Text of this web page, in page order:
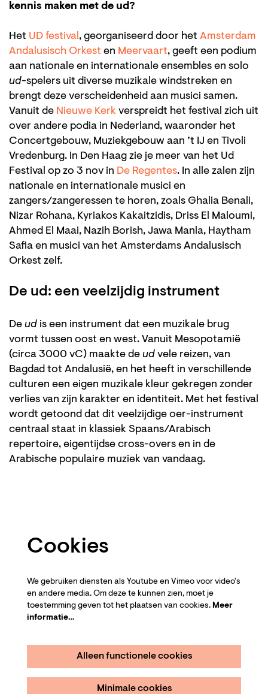
kennis maken met de ud?
Het UD festival, georganiseerd door het Amsterdam
Andalusisch Orkest en Meervaart, geeft een podium
aan nationale en internationale ensembles en solo
ud-spelers uit diverse muzikale windstreken en
brengt deze verscheidenheid aan musici samen.
Vanuit de Nieuwe Kerk verspreidt het festival zich uit
over andere podia in Nederland, waaronder het
Concertgebouw, Muziekgebouw aan ’t IJ en Tivoli
Vredenburg. In Den Haag zie je meer van het Ud
Festival op zo 3 nov in De Regentes. In alle zalen zijn
nationale en internationale musici en
zangers/zangeressen te horen, zoals Ghalia Benali,
Nizar Rohana, Kyriakos Kakaitzidis, Driss El Maloumi,
Ahmed El Maai, Nazih Borish, Jawa Manla, Haytham
Safia en musici van het Amsterdams Andalusisch
Orkest zelf.
De ud: een veelzijdig instrument
De ud is een instrument dat een muzikale brug
vormt tussen oost en west. Vanuit Mesopotamië
(circa 3000 vC) maakte de ud vele reizen, van
Bagdad tot Andalusië, en het heeft in verschillende
culturen een eigen muzikale kleur gekregen zonder
verlies van zijn karakter en identiteit. Met het festival
wordt getoond dat dit veelzijdige oer-instrument
centraal staat in klassiek Spaans/Arabisch
repertoire, eigentijdse cross-overs en in de
Arabische populaire muziek van vandaag.
Cookies
We gebruiken diensten als Youtube en Vimeo voor video's
en andere media. Om deze te kunnen zien, moet je
toestemming geven tot het plaatsen van cookies. Meer
informatie…
Alleen functionele cookies
Minimale cookies